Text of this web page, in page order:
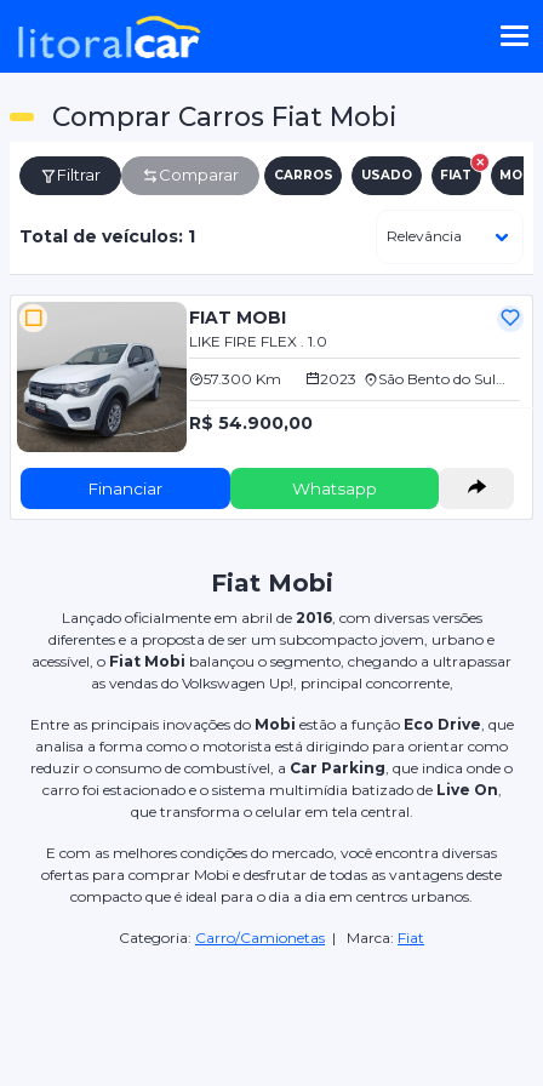
Comprar Carros Fiat Mobi
Filtrar Comparar CARROS USADO FIAT MOBI
Total de veículos: 1
FIAT MOBI
LIKE FIRE FLEX . 1.0
57.300 Km 2023 São Bento do Sul/SC
R$ 54.900,00
Financiar Whatsapp
Fiat Mobi
Lançado oficialmente em abril de 2016, com diversas versões
diferentes e a proposta de ser um subcompacto jovem, urbano e
acessível, o Fiat Mobi balançou o segmento, chegando a ultrapassar
as vendas do Volkswagen Up!, principal concorrente,
Entre as principais inovações doMobi estão a função Eco Drive , que
analisa a forma como o motorista está dirigindo para orientar como
reduzir o consumo de combustível, a Car Parking , que indica onde o
carro foi estacionado e o sistema multimídia batizado deLive On
que transforma o celular em tela central.
E com as melhores condições do mercado, você encontra diversas
ofertas para comprar Mobi e desfrutar de todas as vantagens deste
compacto que é ideal para o dia a dia em centros urbanos.
Categoria: Carro/Camionetas | Marca: Fiat